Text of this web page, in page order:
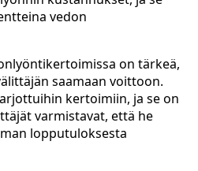
vedon
on tärkeä,
saamaan voittoon.
kertoimiin, ja se on
varmistavat, että he
lopputuloksesta